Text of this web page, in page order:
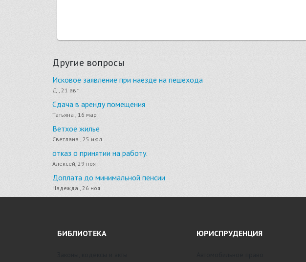
Другие вопросы
Исковое заявление при наезде на пешехода
Д , 21 авг
Сдача в аренду помещения
Татьяна , 16 мар
Ветхое жилье
Светлана , 25 июл
отказ о принятии на работу.
Алексей, 29 ноя
Доплата до минимальной пенсии
Надежда , 26 ноя
БИБЛИОТЕКА ЮРИСПРУДЕНЦИЯ